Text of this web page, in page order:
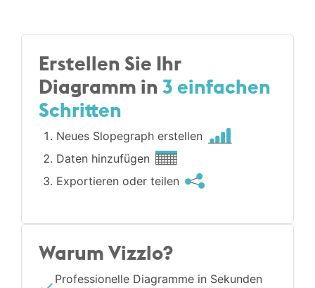
Erstellen Sie Ihr
Diagramm in3 einfachen
Schritten
Neues Slopegraph erstellen
Daten hinzufügen
Exportieren oder teilen
Warum Vizzlo?
Professionelle Diagramme in Sekunden